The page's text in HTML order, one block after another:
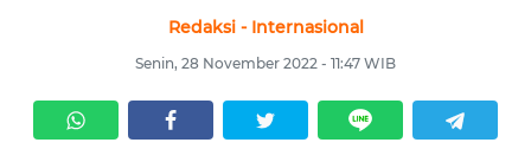
Redaksi - Internasional
Senin, 28 November 2022 - 11:47 WIB
KRIMINAL